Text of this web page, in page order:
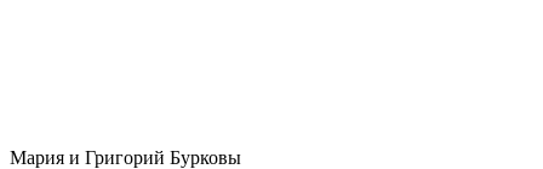
Мария и Григорий Бурковы